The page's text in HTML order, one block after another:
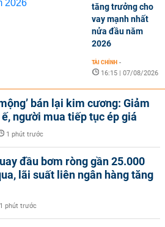
tăng trưởng cho
vay mạnh nhất
nửa đầu năm
2026
TÀI CHÍNH -
16:15 | 07/08/2026
bán lại kim cương: Giảm
ế, người mua tiếp tục ép giá
1 phút trước
đầu bơm ròng gần 25.000
lãi suất liên ngân hàng tăng
1 phút trước